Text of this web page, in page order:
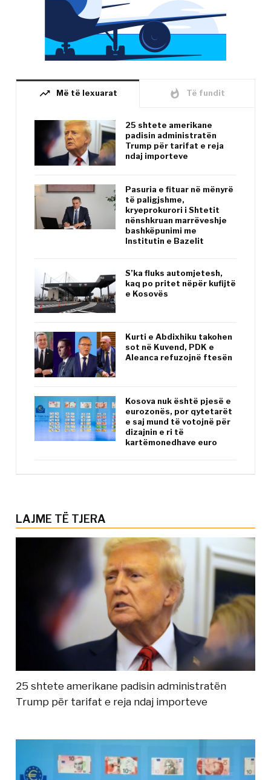
trending_up Më të lexuarat whatshot Të fundit
25 shtete amerikane
padisin administratën
Trump për tarifat e reja
ndaj importeve
Pasuria e fituar në mënyrë
të paligjshme,
kryeprokurori i Shtetit
nënshkruan marrëveshje
bashkëpunimi me
Institutin e Bazelit
S’ka fluks automjetesh,
kaq po pritet nëpër kufijtë
e Kosovës
Kurti e Abdixhiku takohen
sot në Kuvend, PDK e
Aleanca refuzojnë ftesën
Kosova nuk është pjesë e
eurozonës, por qytetarët
e saj mund të votojnë për
dizajnin e ri të
kartëmonedhave euro
LAJME TË TJERA
25 shtete amerikane padisin administratën
Trump për tarifat e reja ndaj importeve